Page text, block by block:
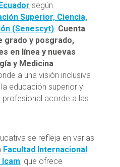
según
Superior, Ciencia,
(Senescyt). Cuenta
grado y posgrado,
en línea y nuevas
y Medicina
a una visión inclusiva
educación superior y
acorde a las
se refleja en varias
Facultad Internacional
Icam, que ofrece